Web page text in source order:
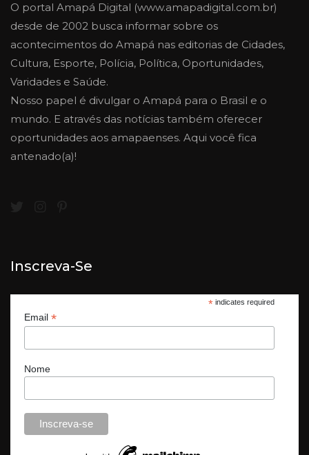
O portal Amapá Digital (www.amapadigital.com.br)
desde de 2002 busca informar sobre os
acontecimentos do Amapá nas editorias de Cidades,
Cultura, Esporte, Polícia, Política, Oportunidades,
Varidades e Saúde.
Nosso papel é divulgar o Amapá para o Brasil e o
mundo. E através das notícias também oferecer
oportunidades aos amapaenses. Aqui você fica
antenado(a)!
Inscreva-Se
*indicates required
Email *
Nome